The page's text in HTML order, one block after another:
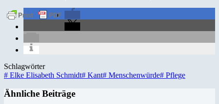
Schlagwörter
# Elke Elisabeth Schmidt# Kant# Menschenwürde# Pflege
Ähnliche Beiträge